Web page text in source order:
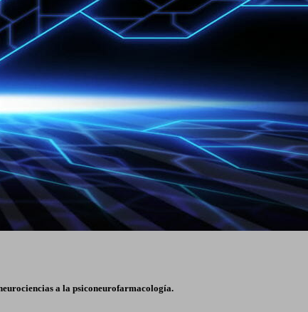
a la psiconeurofarmacología.